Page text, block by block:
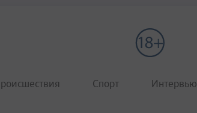
Спорт Интервью